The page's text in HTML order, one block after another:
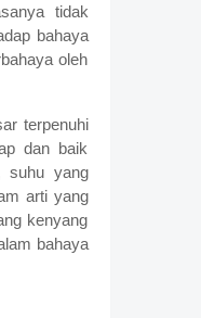
tidak
bahaya
oleh
terpenuhi
dan baik
suhu yang
arti yang
kenyang
bahaya